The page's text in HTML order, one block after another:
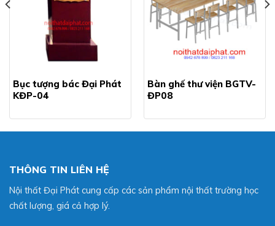
Bục tượng bác Đại Phát
KĐP-04
Bàn ghế thư viện BGTV-
ĐP08
THÔNG TIN LIÊN HỆ
Nội thất Đại Phát cung cấp các sản phẩm nội thất trường học
chất lượng, giá cả hợp lý.